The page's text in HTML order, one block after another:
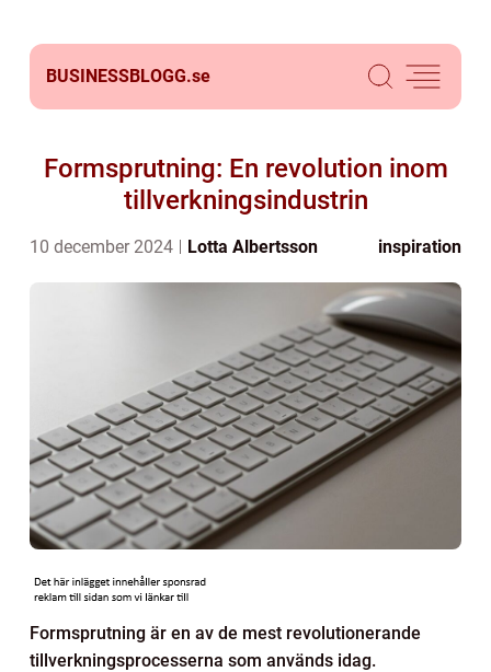
BUSINESSBLOGG.se
Formsprutning: En revolution inom
tillverkningsindustrin
10 december 2024 Lotta Albertsson inspiration
Formsprutning är en av de mest revolutionerande
tillverkningsprocesserna som används idag.